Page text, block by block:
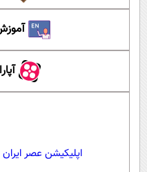
اپلیکیشن عصر ایران